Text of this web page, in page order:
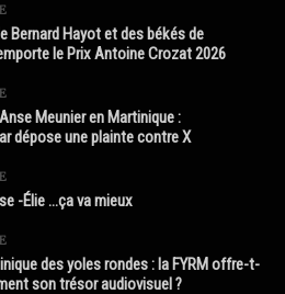
Bernard Hayot et des békés de
le Prix Antoine Crozat 2026
Meunier en Martinique :
dépose une plainte contre X
-Élie …ça va mieux
des yoles rondes : la FYRM offre-t-
son trésor audiovisuel ?